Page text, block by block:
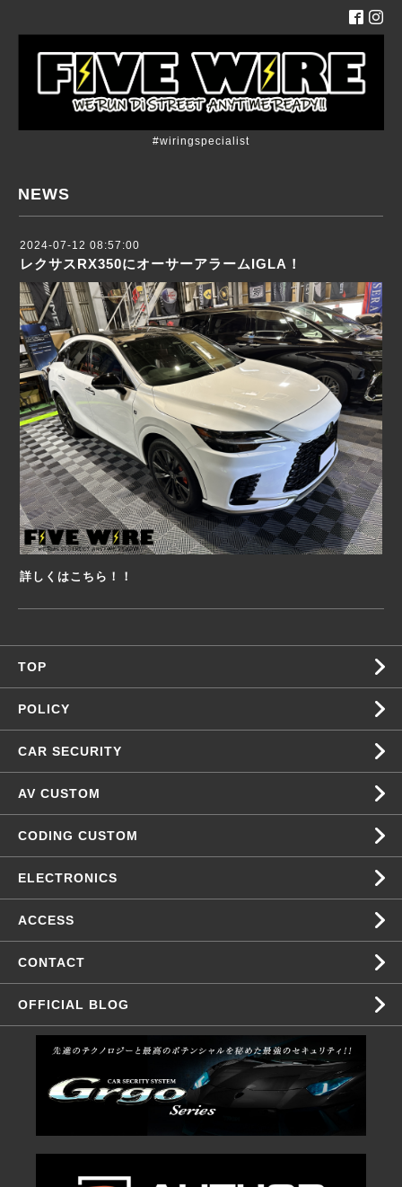
#wiringspecialist
NEWS
2024-07-12 08:57:00
レクサスRX350にオーサーアラームIGLA！
詳しくはこちら！！
TOP
POLICY
CAR SECURITY
AV CUSTOM
CODING CUSTOM
ELECTRONICS
ACCESS
CONTACT
OFFICIAL BLOG